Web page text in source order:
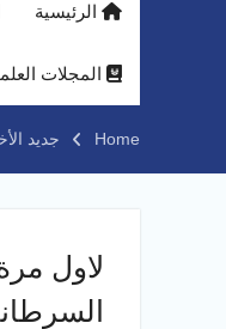
الرئيسية
المجلات
Home جديد
لاول